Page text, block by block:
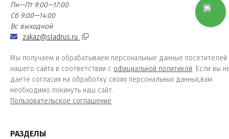
Пн—Пт 9:00—17:00
Сб 9:00—14:00
Вс выходной
zakaz@sladrus.ru
Мы получаем и обрабатываем персональные данные посетителей
нашего сайта в соответствии с официальной политикой. Если вы
даете согласия на обработку своих персональных данных,вам
необходимо покинуть наш сайт.
Пользовательское соглашение
РАЗДЕЛЫ